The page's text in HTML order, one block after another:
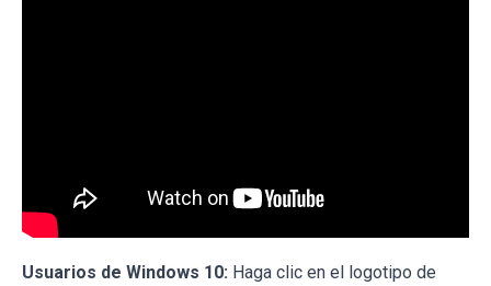
Usuarios de Windows 10: Haga clic en el logotipo de